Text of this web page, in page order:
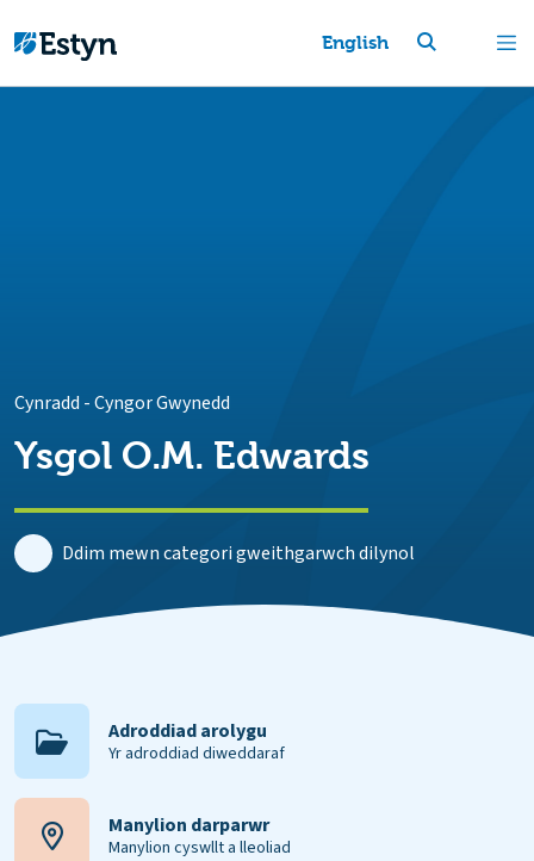
English
Cynradd -Cyngor Gwynedd
Ysgol O.M. Edwards
Ddim mewn categori gweithgarwch dilynol
Adroddiad arolygu
Yr adroddiad diweddaraf
Manylion darparwr
Manylion cyswllt a lleoliad